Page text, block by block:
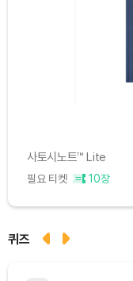
사토시노트™ Lite
필요 티켓 10장
퀴즈